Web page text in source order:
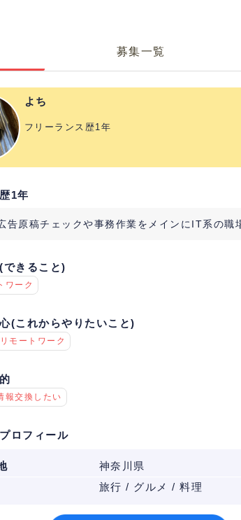
募集一覧
よち
フリーランス歴1年
1年
告原稿チェックや事務作業をメインにIT系の職
できること)
ワーク
(これからやりたいこと)
リモートワーク
報交換したい
ロフィール
神奈川県
旅行 / グルメ / 料理